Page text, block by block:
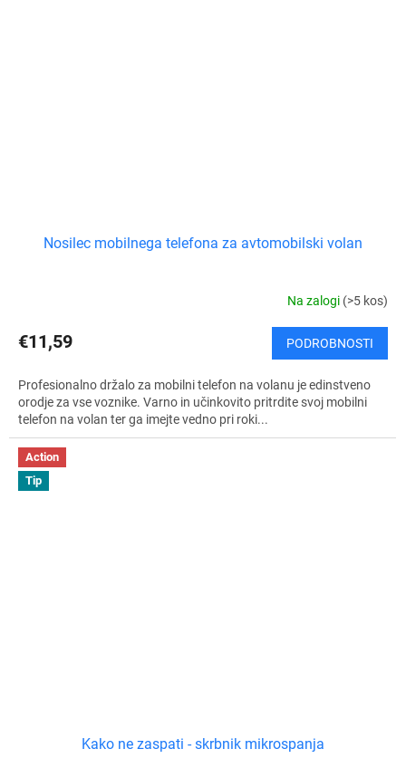
Nosilec mobilnega telefona za avtomobilski volan
Na zalogi (>5 kos)
€11,59 PODROBNOSTI
Profesionalno držalo za mobilni telefon na volanu je edinstveno
orodje za vse voznike. Varno in učinkovito pritrdite svoj mobilni
telefon na volan ter ga imejte vedno pri roki...
Action
Tip
Kako ne zaspati - skrbnik mikrospanja